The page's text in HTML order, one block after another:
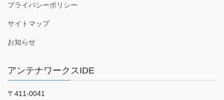
プライバシーポリシー
サイトマップ
お知らせ
アンテナワークスIDE
〒411-0041